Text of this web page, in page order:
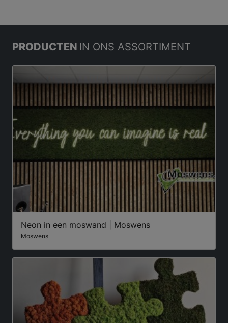
PRODUCTEN IN ONS ASSORTIMENT
Neon in een moswand | Moswens
Moswens